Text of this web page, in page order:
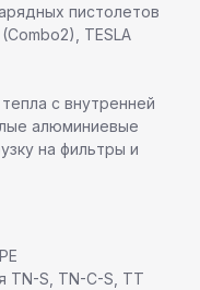
пистолетов
TESLA
с внутренней
алюминиевые
на фильтры и
TN-S, TN-C-S, TT